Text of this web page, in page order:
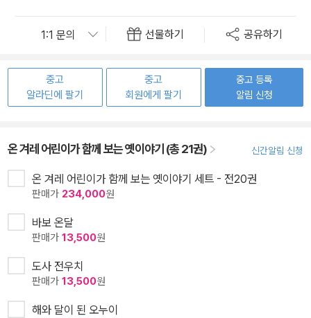
선물하기 공유하기
중고
알라딘에 팔기
중고
회원에게 팔기
중고 등록
알림 신청
온 겨레 어린이가 함께 보는 옛이야기 (총 21권) 신간알림 신청
온 겨레 어린이가 함께 보는 옛이야기 세트 - 전20권
판매가 234,000원
바보 온달
판매가 13,500원
도사 전우치
판매가 13,500원
해와 달이 된 오누이